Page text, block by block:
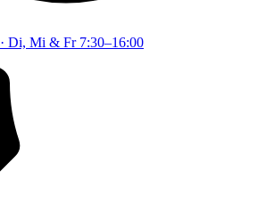
· Di, Mi & Fr 7:30–16:00